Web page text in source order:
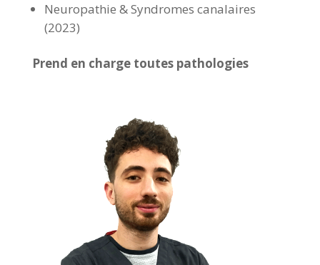
Neuropathie & Syndromes canalaires
(2023)
Prend en charge toutes pathologies